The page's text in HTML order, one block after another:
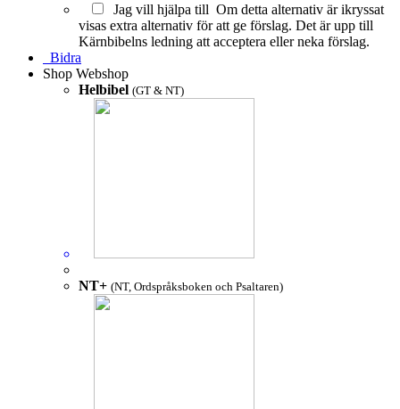
Jag vill hjälpa till Om detta alternativ är ikryssat
visas extra alternativ för att ge förslag. Det är upp till
Kärnbibelns ledning att acceptera eller neka förslag.
Bidra
Shop Webshop
Helbibel (GT & NT)
NT+ (NT, Ordspråksboken och Psaltaren)